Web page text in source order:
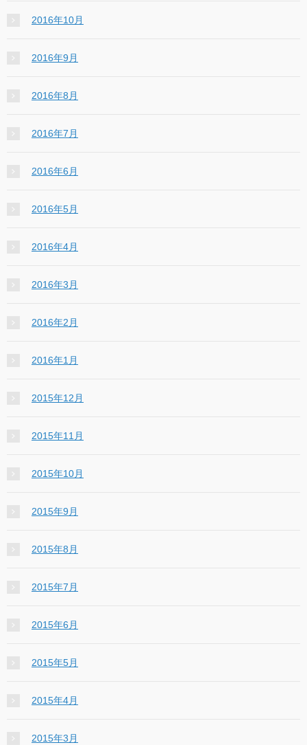
2016年10月
2016年9月
2016年8月
2016年7月
2016年6月
2016年5月
2016年4月
2016年3月
2016年2月
2016年1月
2015年12月
2015年11月
2015年10月
2015年9月
2015年8月
2015年7月
2015年6月
2015年5月
2015年4月
2015年3月